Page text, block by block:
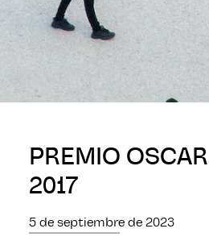
PREMIO
2017
5 de septiembre de 2023